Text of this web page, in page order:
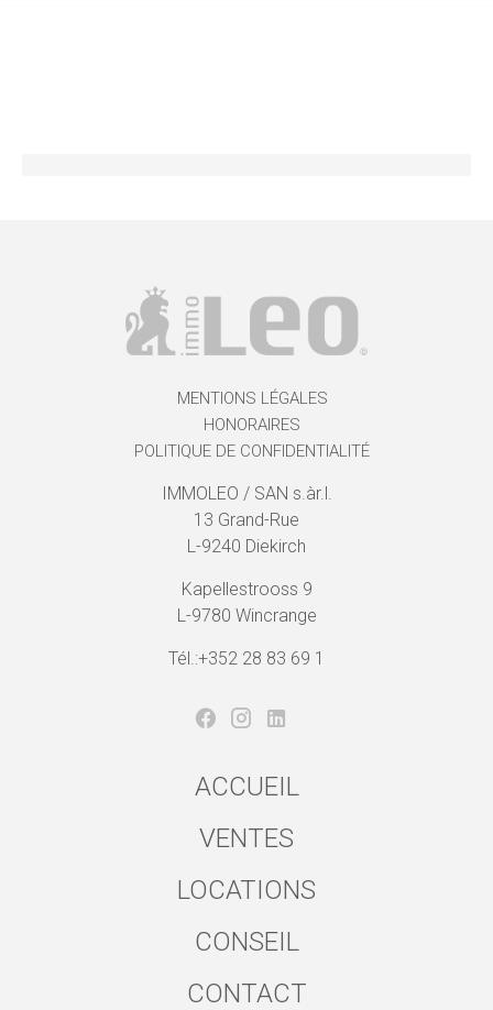
MENTIONS LÉGALES
HONORAIRES
POLITIQUE DE CONFIDENTIALITÉ
IMMOLEO / SAN s.àr.l.
13 Grand-Rue
L-9240 Diekirch
Kapellestrooss 9
L-9780 Wincrange
Tél.:+352 28 83 69 1
ACCUEIL
VENTES
LOCATIONS
CONSEIL
CONTACT